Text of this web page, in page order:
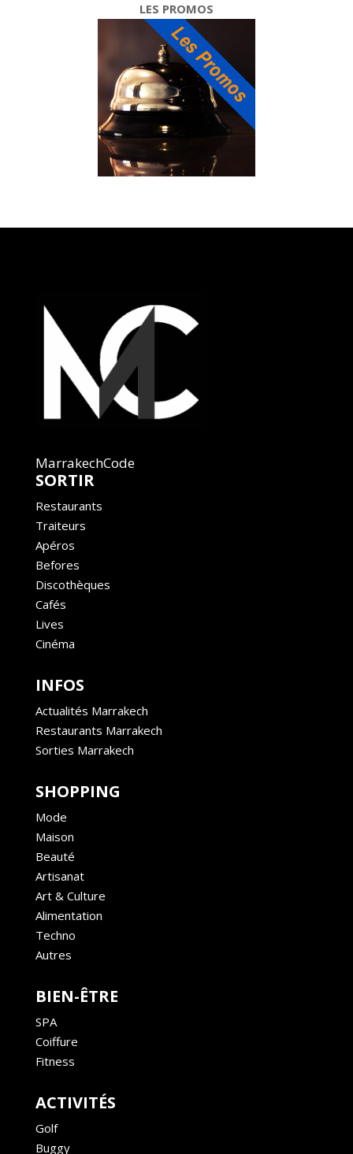
LES PROMOS
MarrakechCode
SORTIR
Restaurants
Traiteurs
Apéros
Befores
Discothèques
Cafés
Lives
Cinéma
INFOS
Actualités Marrakech
Restaurants Marrakech
Sorties Marrakech
SHOPPING
Mode
Maison
Beauté
Artisanat
Art & Culture
Alimentation
Techno
Autres
BIEN-ÊTRE
SPA
Coiffure
Fitness
ACTIVITÉS
Golf
Buggy